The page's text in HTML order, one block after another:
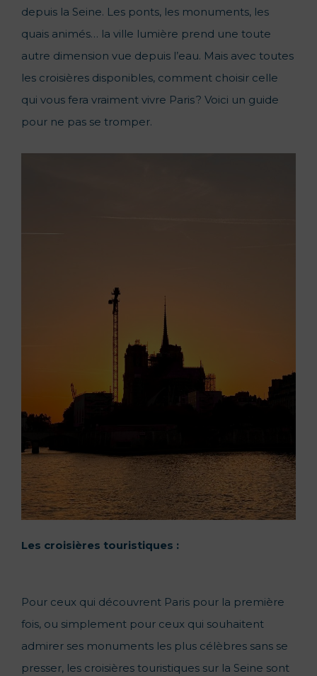
depuis la Seine. Les ponts, les monuments, les
quais animés… la ville lumière prend une toute
autre dimension vue depuis l’eau. Mais avec toutes
les croisières disponibles, comment choisir celle
qui vous fera vraiment vivre Paris ? Voici un guide
pour ne pas se tromper.
Les croisières touristiques :
Pour ceux qui découvrent Paris pour la première
fois, ou simplement pour ceux qui souhaitent
admirer ses monuments les plus célèbres sans se
presser, les croisières touristiques sur la Seine sont